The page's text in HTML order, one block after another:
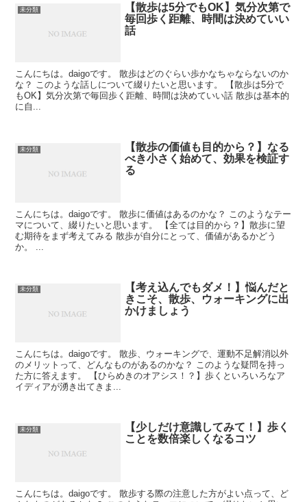
未分類
【散歩は5分でもOK】気分次第で
毎回歩く距離、時間は決めていい
話
こんにちは。daigoです。 散歩はどのぐらい歩かなちゃならないのか
な？ このような話しについて綴りたいと思います。 【散歩は5分で
もOK】気分次第で毎回歩く距離、時間は決めていい話 散歩は基本的
に自...
未分類
【散歩の価値も目的から？】なる
べき小さく始めて、効果を検証す
る
こんにちは。daigoです。 散歩に価値はあるのかな？ このようなテー
マについて、綴りたいと思います。 【全ては目的から？】散歩に望
む期待をまず考えてみる 散歩が自分にとって、価値があるかどう
か。 ...
未分類
【考え込んでもダメ！】悩んだと
きこそ、散歩、ウォーキングに出
かけましょう
こんにちは。daigoです。 散歩、ウォーキングで、運動不足解消以外
のメリットって、どんなものがあるのかな？ このような疑問を持っ
た方に答えます。 【ひらめきのオアシス！？】歩くといろいろなア
イディアが湧き出てきま...
未分類
【少しだけ意識してみて！】歩く
ことを数倍楽しくなるコツ
こんにちは。daigoです。 散歩する際の注意した方がよい点って、ど